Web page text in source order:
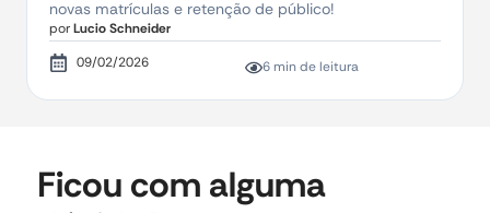
novas matrículas e retenção de público!
porLucio Schneider
09/02/2026
6 min de leitura
Ficou com alguma